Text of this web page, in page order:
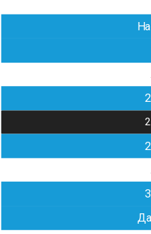
Навигация
записям